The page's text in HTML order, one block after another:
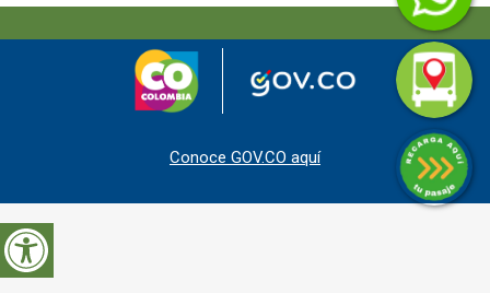
Conoce GOV.CO aquí